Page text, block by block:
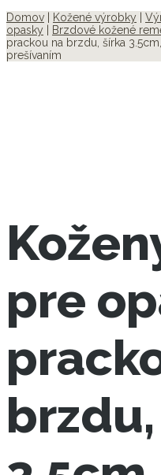
Domov
Kožené výrobky
opasky
Brzdové kožené
prackou na brzdu, šírka
prešívaním
pre